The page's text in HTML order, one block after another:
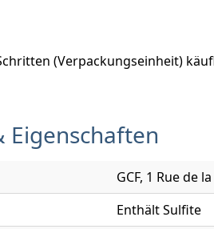
(Verpackungseinheit)
GCF, 1 Rue de
Enthält Sulfite